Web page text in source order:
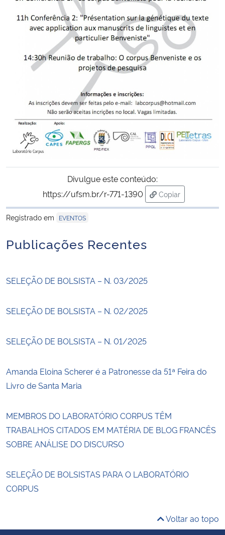
Divulgue este conteúdo:
https://ufsm.br/r-771-1390
Copiar
para área de
Registrado em
EVENTOS
Publicações Recentes
SELEÇÃO DE BOLSISTA – N. 03/2025
SELEÇÃO DE BOLSISTA – N. 02/2025
SELEÇÃO DE BOLSISTA – N. 01/2025
Amanda Eloina Scherer é a Patronesse da 51ª Feira do
Livro de Santa Maria
MEMBROS DO LABORATÓRIO CORPUS TÊM
TRABALHOS CITADOS EM MATÉRIA DE BLOG FRANCÊS
SOBRE ANÁLISE DO DISCURSO
SELEÇÃO DE BOLSISTAS PARA O LABORATÓRIO
CORPUS
Voltar ao topo